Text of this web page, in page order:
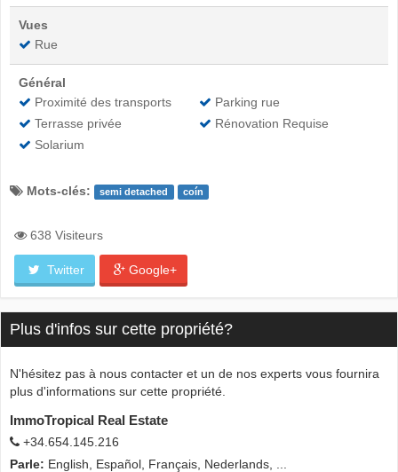
Vues
Rue
Général
Proximité des transports
Parking rue
Terrasse privée
Rénovation Requise
Solarium
Mots-clés: semi detached coín
638 Visiteurs
Twitter Google+
Plus d'infos sur cette propriété?
N'hésitez pas à nous contacter et un de nos experts vous fournira
plus d'informations sur cette propriété.
ImmoTropical Real Estate
+34.654.145.216
Parle: English, Español, Français, Nederlands, ...